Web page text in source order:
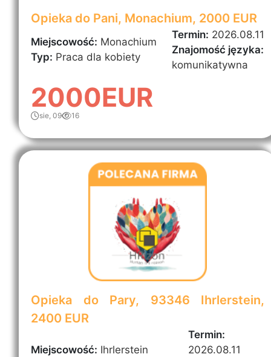
Opieka do Pani, Monachium, 2000 EUR
Miejscowość: Monachium
Typ: Praca dla kobiety
Termin: 2026.08.11
Znajomość języka:
komunikatywna
2000EUR
sie, 09 16
Opieka do Pary, 93346 Ihrlerstein,
2400 EUR
Miejscowość: Ihrlerstein
Termin:
2026.08.11